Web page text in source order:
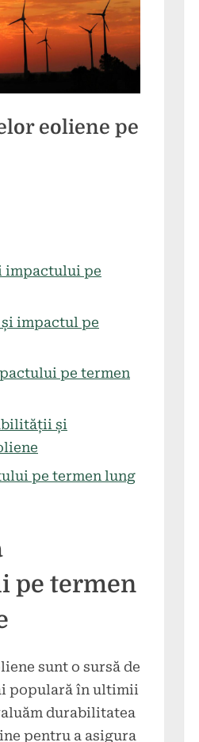
eoliene pe
impactului pe
impactul pe
pe termen
și
pe termen lung
pe termen
sunt o sursă de
populară în ultimii
durabilitatea
pentru a asigura